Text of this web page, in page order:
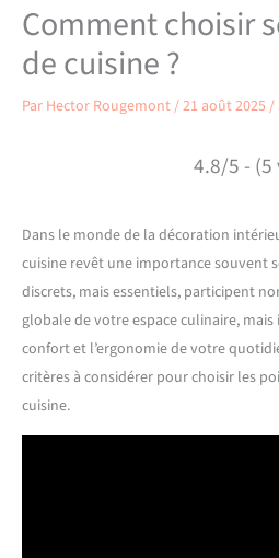
Comment choisir
de cuisine ?
Par Hector Rougemont/21 août 2025/
4.8/5 - (5
Dans le monde de la décoration
cuisine revêt une importance souvent
discrets, mais essentiels, participent
globale de votre espace culinaire,
confort et l’ergonomie de votre
critères à considérer pour choisir les
cuisine.